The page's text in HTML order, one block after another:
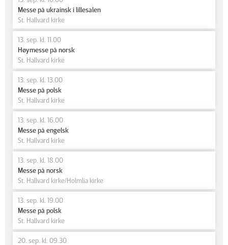
Messe på ukrainsk i lillesalen
St. Hallvard kirke
13. sep. kl. 11.00
Høymesse på norsk
St. Hallvard kirke
13. sep. kl. 13.00
Messe på polsk
St. Hallvard kirke
13. sep. kl. 16.00
Messe på engelsk
St. Hallvard kirke
13. sep. kl. 18.00
Messe på norsk
St. Hallvard kirke/Holmlia kirke
13. sep. kl. 19.00
Messe på polsk
St. Hallvard kirke
20. sep. kl. 09.30